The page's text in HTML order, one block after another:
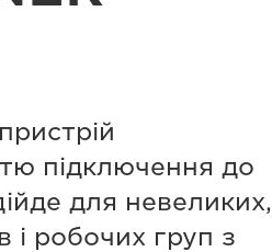
підключення до
для невеликих,
і робочих груп з